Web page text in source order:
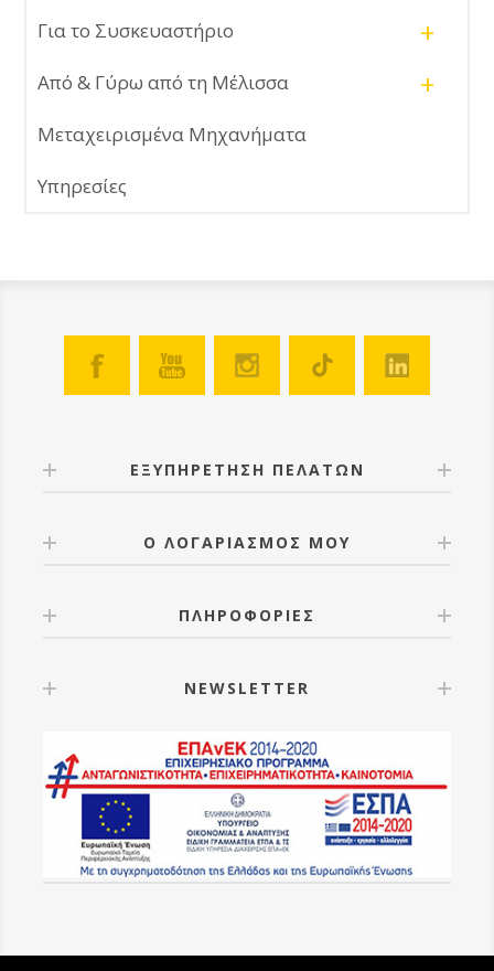
Για το Συσκευαστήριο +
Από & Γύρω από τη Μέλισσα +
Μεταχειρισμένα Μηχανήματα
Υπηρεσίες
ΕΞΥΠΗΡΕΤΗΣΗ ΠΕΛΑΤΩΝ
Ο ΛΟΓΑΡΙΑΣΜΟΣ ΜΟΥ
ΠΛΗΡΟΦΟΡΙΕΣ
NEWSLETTER